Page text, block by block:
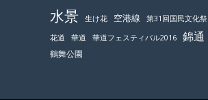
水景 生け花 空港線 第31回国民文化祭
花道 華道 華道フェスティバル2016 錦通
鶴舞公園